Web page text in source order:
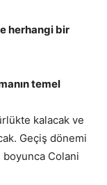
herhangi bir
temel
kalacak ve
Geçiş dönemi
boyunca Colani